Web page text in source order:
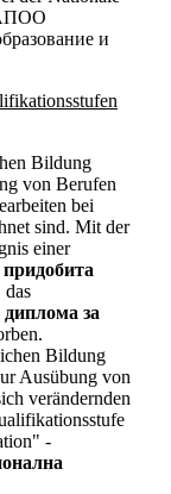
и
Bildung
von Berufen
bei
sind. Mit der
einer
придобита
das
диплома за
Bildung
Ausübung von
verändernden
-